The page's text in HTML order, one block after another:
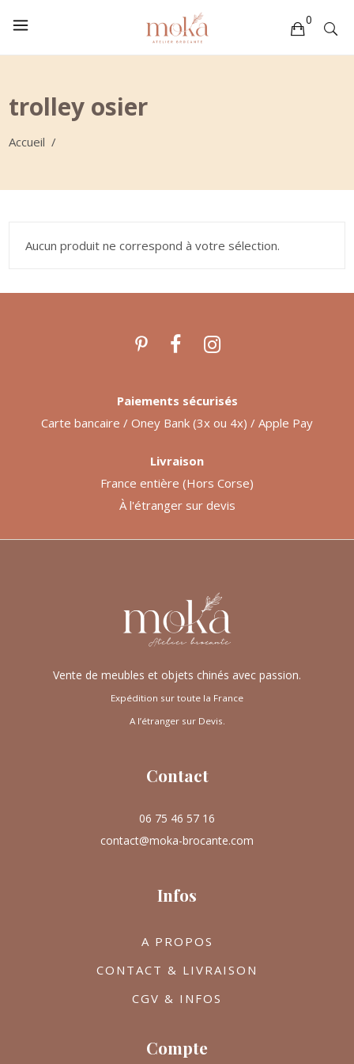
0
trolley osier
Accueil /
Aucun produit ne correspond à votre sélection.
Vente de meubles et objets chinés avec passion.
Expédition sur toute la France
A l’étranger sur Devis.
Contact
06 75 46 57 16
contact@moka-brocante.com
Infos
A PROPOS
CONTACT & LIVRAISON
CGV & INFOS
Compte
Paiements sécurisés
Carte bancaire / Oney Bank (3x ou 4x) / Apple Pay
Livraison
France entière (Hors Corse)
À l'étranger sur devis